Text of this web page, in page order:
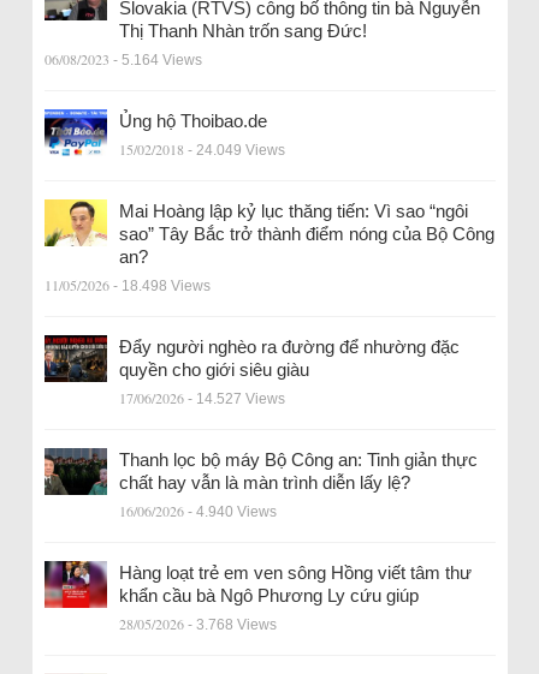
Slovakia (RTVS) công bố thông tin bà Nguyễn
Thị Thanh Nhàn trốn sang Đức!
06/08/2023 - 5.164 Views
Ủng hộ Thoibao.de
15/02/2018 - 24.049 Views
Mai Hoàng lập kỷ lục thăng tiến: Vì sao “ngôi
sao” Tây Bắc trở thành điểm nóng của Bộ Công
an?
11/05/2026 - 18.498 Views
Đẩy người nghèo ra đường để nhường đặc
quyền cho giới siêu giàu
17/06/2026 - 14.527 Views
Thanh lọc bộ máy Bộ Công an: Tinh giản thực
chất hay vẫn là màn trình diễn lấy lệ?
16/06/2026 - 4.940 Views
Hàng loạt trẻ em ven sông Hồng viết tâm thư
khẩn cầu bà Ngô Phương Ly cứu giúp
28/05/2026 - 3.768 Views